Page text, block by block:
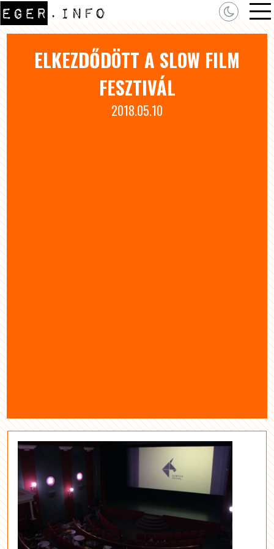
ELKEZDŐDÖTT A SLOW FILM
FESZTIVÁL
2018.05.10